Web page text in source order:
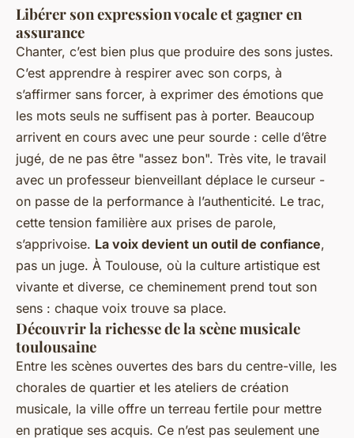
Libérer son expression vocale et gagner en
assurance
Chanter, c’est bien plus que produire des sons justes.
C’est apprendre à respirer avec son corps, à
s’affirmer sans forcer, à exprimer des émotions que
les mots seuls ne suffisent pas à porter. Beaucoup
arrivent en cours avec une peur sourde : celle d’être
jugé, de ne pas être "assez bon". Très vite, le travail
avec un professeur bienveillant déplace le curseur -
on passe de la performance à l’authenticité. Le trac,
cette tension familière aux prises de parole,
s’apprivoise. La voix devient un outil de confiance,
pas un juge. À Toulouse, où la culture artistique est
vivante et diverse, ce cheminement prend tout son
sens : chaque voix trouve sa place.
Découvrir la richesse de la scène musicale
toulousaine
Entre les scènes ouvertes des bars du centre-ville, les
chorales de quartier et les ateliers de création
musicale, la ville offre un terreau fertile pour mettre
en pratique ses acquis. Ce n’est pas seulement une